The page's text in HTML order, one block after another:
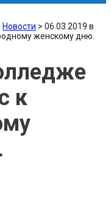
Новости > 06.03.2019 в
женскому дню.
к